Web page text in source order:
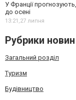
У Франції
до осені
13:21,27 липня
Рубрики новин
Загальний розділ
Туризм
Будівництво